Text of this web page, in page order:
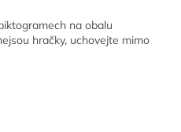
na obalu
hračky, uchovejte mimo